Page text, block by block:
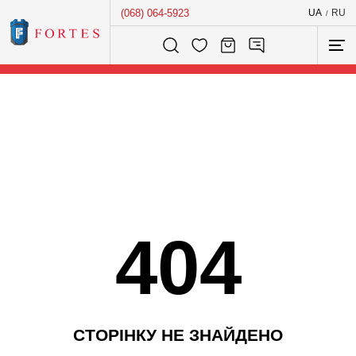
(068) 064-5923 UA / RU
Розумний пошук...
404
СТОРІНКУ НЕ ЗНАЙДЕНО